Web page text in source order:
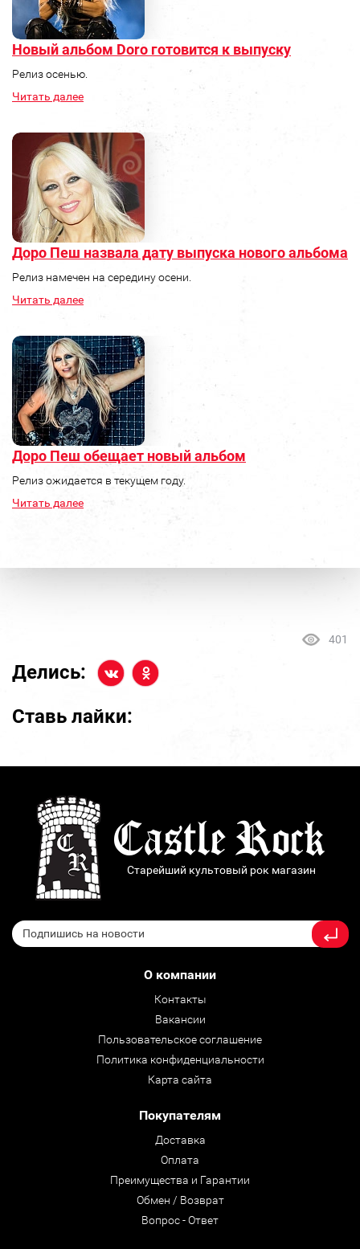
Новый альбом Doro готовится к выпуску
Релиз осенью.
Читать далее
Доро Пеш назвала дату выпуска нового альбома
Релиз намечен на середину осени.
Читать далее
Доро Пеш обещает новый альбом
Релиз ожидается в текущем году.
Читать далее
401
Делись:
Ставь лайки:
Старейший культовый рок магазин
О компании
Контакты
Вакансии
Пользовательское соглашение
Политика конфиденциальности
Карта сайта
Покупателям
Доставка
Оплата
Преимущества и Гарантии
Обмен / Возврат
Вопрос - Ответ